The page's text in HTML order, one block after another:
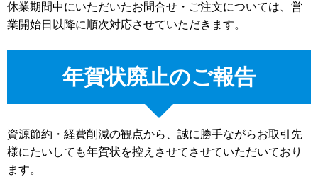
休業期間中にいただいたお問合せ・ご注文については、営
業開始日以降に順次対応させていただきます。
年賀状廃止のご報告
資源節約・経費削減の観点から、誠に勝手ながらお取引先
様にたいしても年賀状を控えさせてさせていただいており
ます。